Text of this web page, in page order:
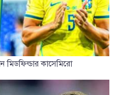
মিডফিল্ডার কাসেমিরো